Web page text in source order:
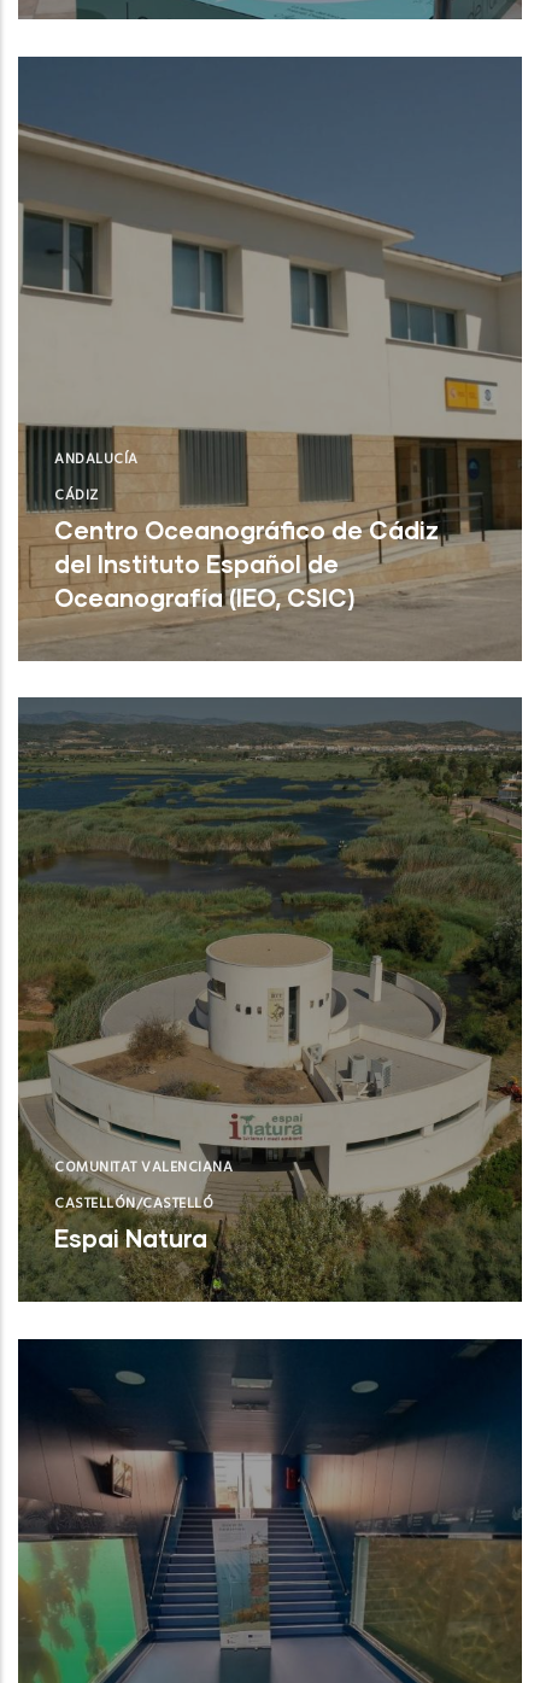
Centro de Interpretación del Faro
(Cartaya)NUEVO
ANDALUCÍA
CÁDIZ
Centro Oceanográfico de Cádiz
del Instituto Español de
Oceanografía (IEO, CSIC)
Cádiz (Cádiz)NUEVO
COMUNITAT VALENCIANA
CASTELLÓN/CASTELLÓ
Espai Natura
Torreblanca (Castelló/Castellón)